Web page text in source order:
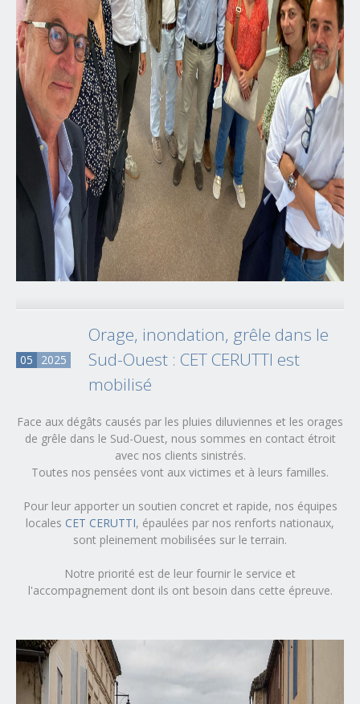
05 2025
Orage, inondation, grêle dans le
Sud-Ouest : CET CERUTTI est
mobilisé
Face aux dégâts causés par les pluies diluviennes et les orages
de grêle dans le Sud-Ouest, nous sommes en contact étroit
avec nos clients sinistrés.
Toutes nos pensées vont aux victimes et à leurs familles.
Pour leur apporter un soutien concret et rapide, nos équipes
locales CET CERUTTI, épaulées par nos renforts nationaux,
sont pleinement mobilisées sur le terrain.
Notre priorité est de leur fournir le service et
l'accompagnement dont ils ont besoin dans cette épreuve.